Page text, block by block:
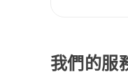
我們的服